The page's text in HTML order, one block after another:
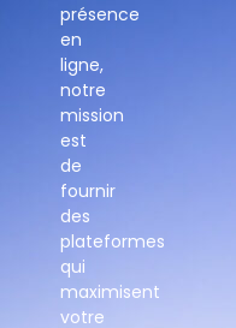
présence
en
ligne,
notre
mission
est
de
fournir
des
plateformes
qui
maximisent
votre